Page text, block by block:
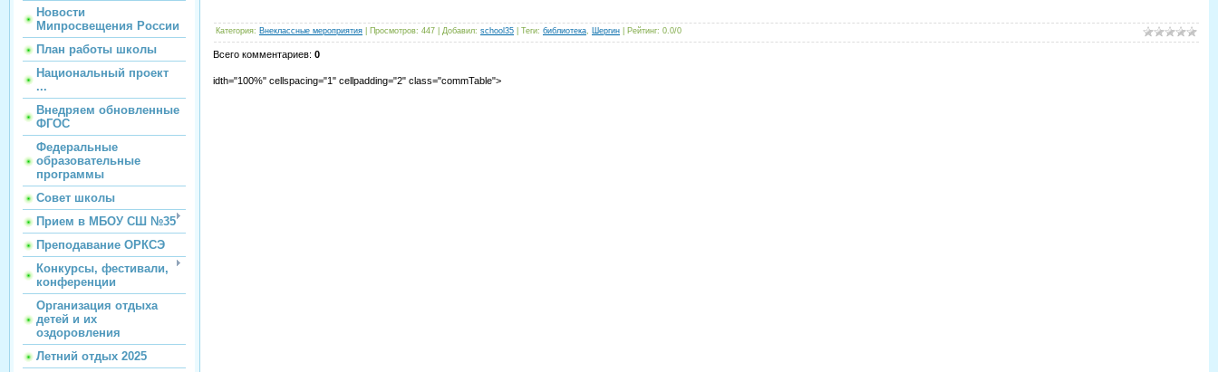
Новости
Мипросвещения России
План работы школы
Национальный проект
...
Внедряем обновленные
ФГОС
Федеральные
образовательные
программы
Совет школы
Прием в МБОУ СШ №35
Преподавание ОРКСЭ
Конкурсы, фестивали,
конференции
Организация отдыха
детей и их
оздоровления
Летний отдых 2025
Категория: Внеклассные мероприятия Просмотров: 447 Добавил: school35 Теги: библиотека, Шергин Рейтинг: 0.0/0
Всего комментариев: 0
idth="100%" cellspacing="1" cellpadding="2" class="commTable">